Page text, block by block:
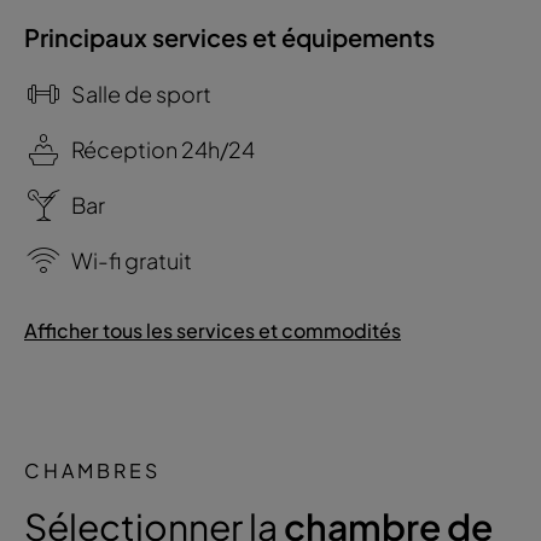
Principaux services et équipements
Salle de sport
Réception 24h/24
Bar
Wi-fi gratuit
Afficher tous les services et commodités
CHAMBRES
Sélectionner la chambre de